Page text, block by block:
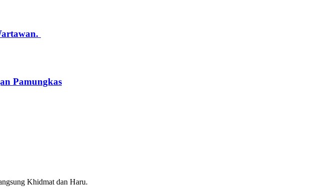
Pamungkas
Khidmat dan Haru.